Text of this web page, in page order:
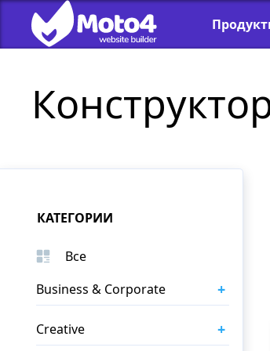
КАТЕГОРИИ
Все
Business & Corporate
+
Creative +